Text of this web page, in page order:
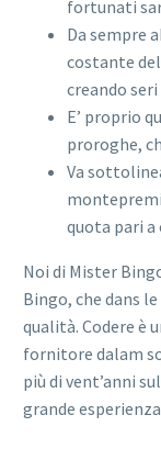
fortunati
Da sempre
costante
creando
E’ proprio
proroghe,
Va
quota pari a
Noi di Mister
Bingo, che dans
qualità. Codere è
fornitore dalam
più di vent’anni
grande